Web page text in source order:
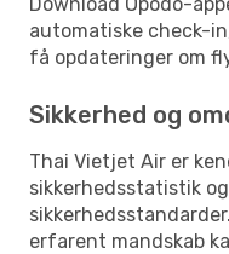
automatiske check-
få opdateringer om
Sikkerhed og
Thai Vietjet Air er
sikkerhedsstatistik
erfarent mandskab